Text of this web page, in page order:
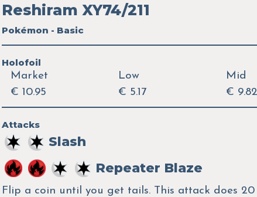
Reshiram XY74/211
Pokémon - Basic
Holofoil
Market
€ 10.95
Low
€ 5.17
Mid
€ 9.82
Attacks
Slash
Repeater Blaze
Flip a coin until you get tails. This attack does